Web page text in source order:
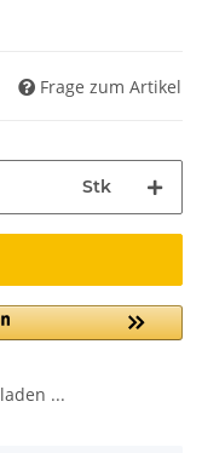
Frage zum Artikel
Stk
...